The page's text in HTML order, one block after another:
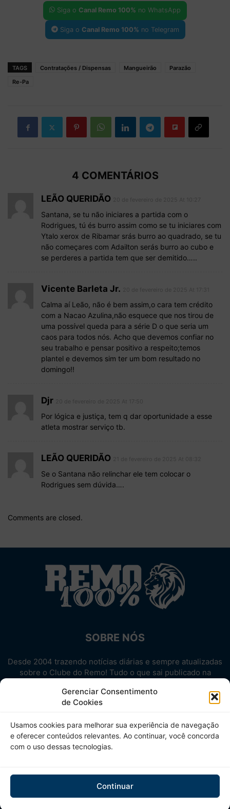
Gerenciar Consentimento
de Cookies
Usamos cookies para melhorar sua experiência de navegação
e oferecer conteúdos relevantes. Ao continuar, você concorda
com o uso dessas tecnologias.
Continuar
Siga o Canal Remo 100% no WhatsApp
Siga o Canal Remo 100% no Telegram
TAGS Contratações / Dispensas Mangueirão
Parazão
Re-Pa
4 COMENTÁRIOS
LEÃO QUERIDÃO
Santana, se tu não iniciares a partida com o
Rodrigues, tú és burro assim como se tu iniciares com
Ytalo xerox de Ribamar srás burro ao quadrado, se tu
não começares com Adailton serás burro ao cubo e
se perderes a partida tem que ser demitido…..
Vicente Barleta Jr.
Calma aí Leão, não é bem assim,o cara tem crédito
com a Nacao Azulina,não esquece que nos tirou de
uma possível queda para a série D o que seria um
caos para todos nós. Acho que devemos confiar no
seu trabalho e pensar positivo a respeito;temos
plantel e devemos sim ter um bom resultado no
domingo!!
Djr
Por lógica e justiça, tem q dar oportunidade a esse
atleta mostrar serviço tb.
LEÃO QUERIDÃO
Se o Santana não relinchar ele tem colocar o
Rodrigues sem dúvida….
Comments are closed.
SOBRE NÓS
Desde 2004 trazendo notícias diárias e sempre atualizadas
sobre o Clube do Remo! Tudo o que sai publicado na
Aproveite! Site não-oficial.
SIGA-NOS